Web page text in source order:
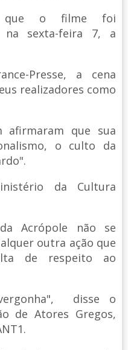
que o filme foi
na sexta-feira 7, a
Presse, a cena
realizadores como
afirmaram que sua
o culto da
da Cultura
Acrópole não se
outra ação que
de respeito ao
disse o
de Atores Gregos,